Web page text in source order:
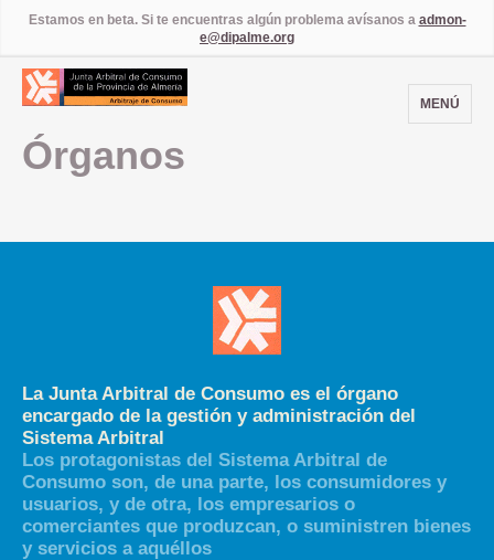
Estamos en beta. Si te encuentras algún problema avísanos a admon-
e@dipalme.org
MENÚ
Órganos
La Junta Arbitral de Consumo es el órgano
encargado de la gestión y administración del
Sistema Arbitral
Los protagonistas del Sistema Arbitral de
Consumo son, de una parte, los consumidores y
usuarios, y de otra, los empresarios o
comerciantes que produzcan, o suministren bienes
y servicios a aquéllos